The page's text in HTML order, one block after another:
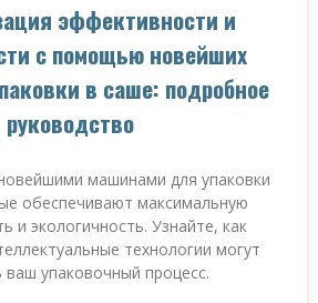
эффективности и
с помощью новейших
в саше: подробное
руководство
машинами для упаковки
обеспечивают максимальную
и экологичность. Узнайте, как
технологии могут
ваш упаковочный процесс.